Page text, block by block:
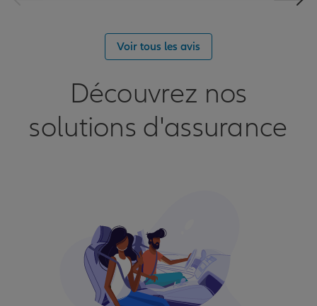
Voir tous les avis
Découvrez nos
solutions d'assurance